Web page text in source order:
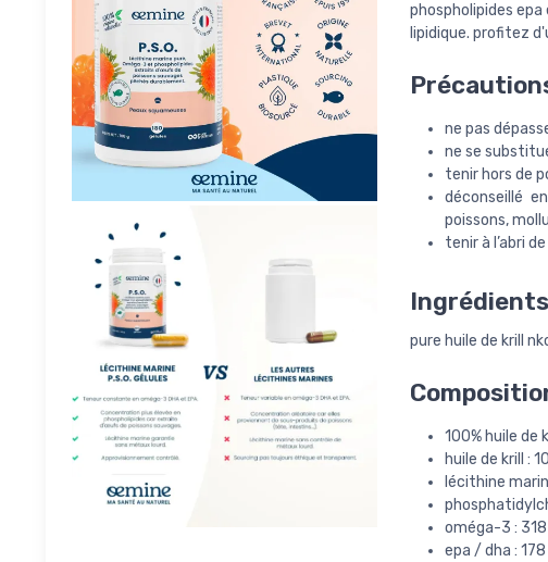
phospholipides
lipidique. profitez
ne pas
ne se
tenir hors de
déconseillé
poissons,
tenir à l’abri
Ingrédients
pure huile de krill
100% huile de
huile de krill :
lécithine
oméga-3 :
epa / dha :